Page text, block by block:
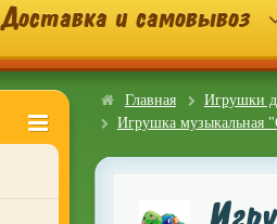
Доставка и самовывоз
Главная
Игрушки
Игрушка музыкальная